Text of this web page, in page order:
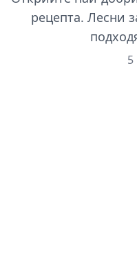
рецепта. Лесни
5